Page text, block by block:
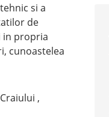
si a
de
in propria
cunoastelea
,